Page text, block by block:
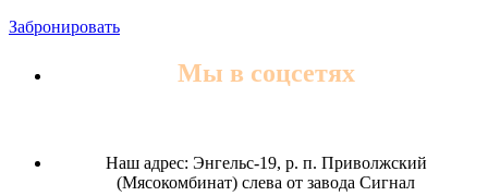
Забронировать
Мы в соцсетях
Наш адрес: Энгельс-19, р. п. Приволжский
(Мясокомбинат) слева от завода Сигнал